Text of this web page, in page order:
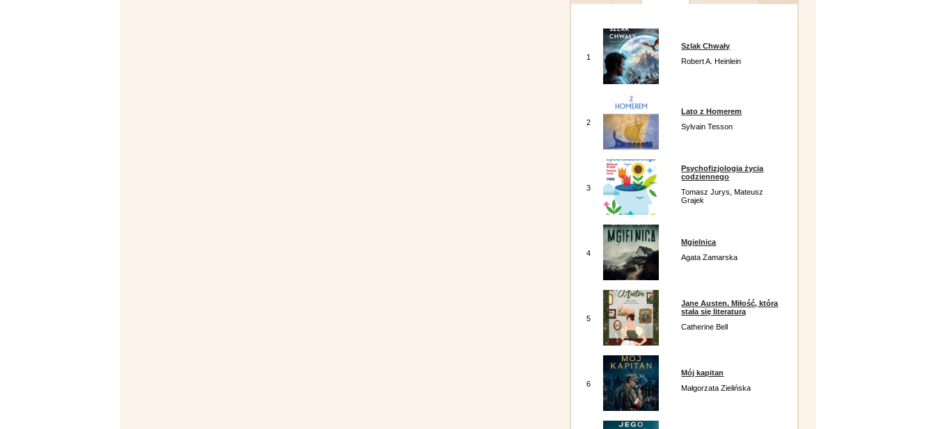
1
Szlak Chwały
Robert A. Heinlein
2
Lato z Homerem
Sylvain Tesson
3
Psychofizjologia życia
codziennego
Tomasz Jurys, Mateusz
Grajek
4
Mgielnica
Agata Zamarska
5
Jane Austen. Miłość, która
stała się literaturą
Catherine Bell
6
Mój kapitan
Małgorzata Zielińska